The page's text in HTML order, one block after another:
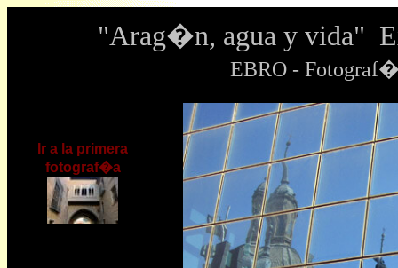
"Arag�n, agua y vida"
EBRO -
Ir a la primera
fotograf�a